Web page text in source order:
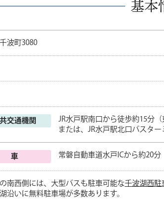
基本
波町3080
交通機関
JR水戸駅南口から徒歩約15分（
または、JR水戸駅北口バスタ
車 常磐自動車道水戸ICから約20分
南西側には、大型バスも駐車可能な千波湖西
沿いに無料駐車場が多数あります。